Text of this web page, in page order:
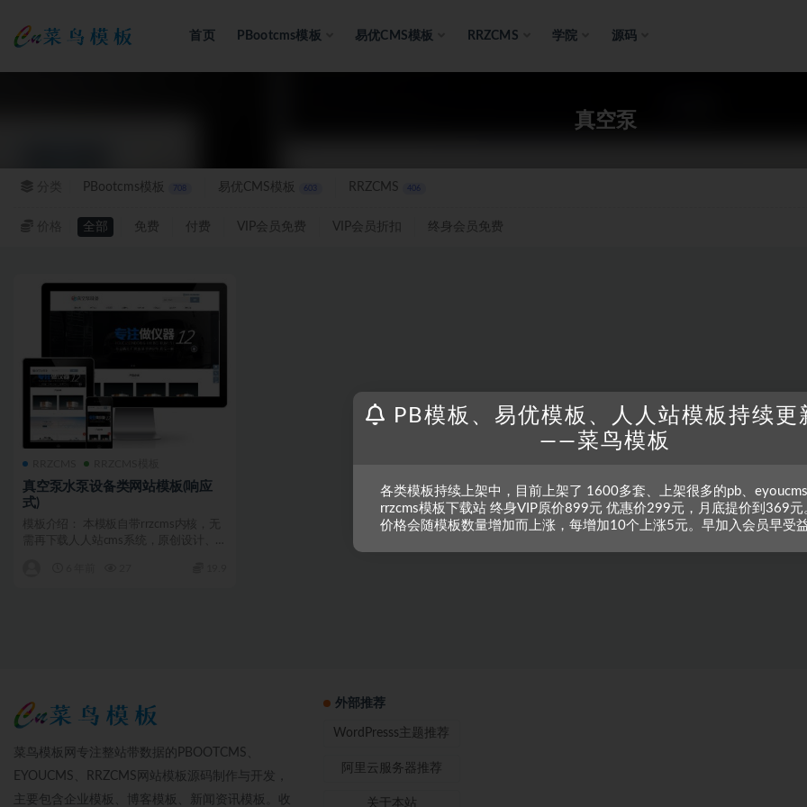
首页 PBootcms模板 易优CMS模板 RRZCMS 学院 源码
真空泵
PBootcms模板 708 易优CMS模板 603 RRZCMS 406
全部 免费 付费 VIP会员免费 VIP会员折扣 终身会员免费
真空泵水泵设备类网站模板(响应
式)
模板介绍： 本模板自带rrzcms内核，无
需再下载人人站cms系统，原创设计、
菜鸟模板网专注整站带数据的PBOOTCMS、
EYOUCMS、RRZCMS网站模板源码制作与开发，
主要包含企业模板、博客模板、新闻资讯模板。收
外部推荐
WordPresss主题推荐
阿里云服务器推荐
关于本站
PB模板、易优模板、人人站模板持续更
——菜鸟模板
各类模板持续上架中，目前上架了 1600多套、上架很多的pb、eyoucms
rrzcms模板下载站 终身VIP原价899元 优惠价299元，月底提价到369元
价格会随模板数量增加而上涨，每增加10个上涨5元。早加入会员早受益